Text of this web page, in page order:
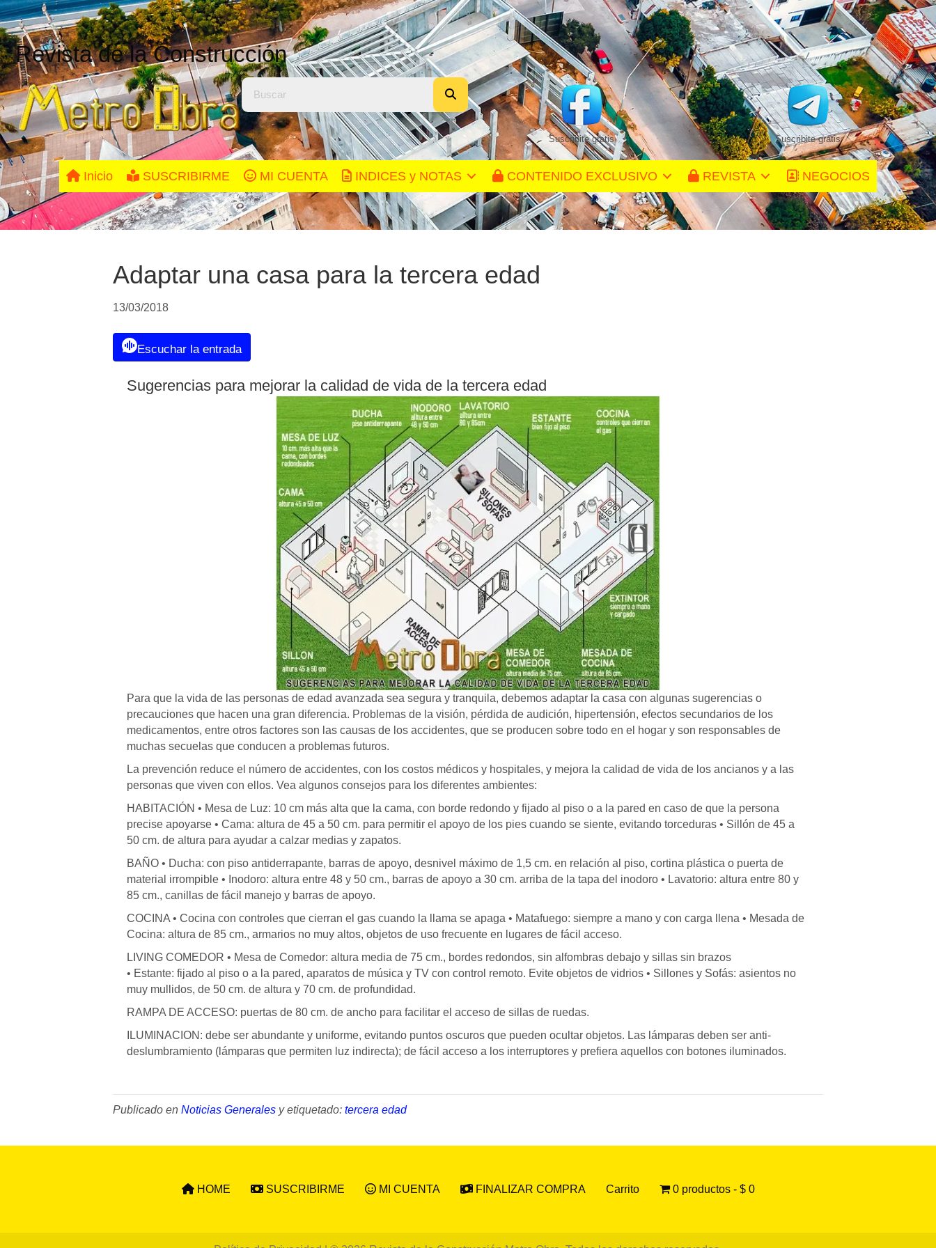
Revista de la Construcción
Suscribite gratis Suscribite gratis
Inicio SUSCRIBIRME MI CUENTA INDICES y NOTAS CONTENIDO EXCLUSIVO REVISTA NEGOCIOS
Adaptar una casa para la tercera edad
13/03/2018
Escuchar la entrada
Sugerencias para mejorar la calidad de vida de la tercera edad
Para que la vida de las personas de edad avanzada sea segura y tranquila, debemos adaptar la casa con algunas sugerencias o
precauciones que hacen una gran diferencia. Problemas de la visión, pérdida de audición, hipertensión, efectos secundarios de los
medicamentos, entre otros factores son las causas de los accidentes, que se producen sobre todo en el hogar y son responsables de
muchas secuelas que conducen a problemas futuros.
La prevención reduce el número de accidentes, con los costos médicos y hospitales, y mejora la calidad de vida de los ancianos y a las
personas que viven con ellos. Vea algunos consejos para los diferentes ambientes:
HABITACIÓN • Mesa de Luz: 10 cm más alta que la cama, con borde redondo y fijado al piso o a la pared en caso de que la persona
precise apoyarse • Cama: altura de 45 a 50 cm. para permitir el apoyo de los pies cuando se siente, evitando torceduras • Sillón de 45 a
50 cm. de altura para ayudar a calzar medias y zapatos.
BAÑO • Ducha: con piso antiderrapante, barras de apoyo, desnivel máximo de 1,5 cm. en relación al piso, cortina plástica o puerta de
material irrompible • Inodoro: altura entre 48 y 50 cm., barras de apoyo a 30 cm. arriba de la tapa del inodoro • Lavatorio: altura entre 80 y
85 cm., canillas de fácil manejo y barras de apoyo.
COCINA • Cocina con controles que cierran el gas cuando la llama se apaga • Matafuego: siempre a mano y con carga llena • Mesada de
Cocina: altura de 85 cm., armarios no muy altos, objetos de uso frecuente en lugares de fácil acceso.
LIVING COMEDOR • Mesa de Comedor: altura media de 75 cm., bordes redondos, sin alfombras debajo y sillas sin brazos
• Estante: fijado al piso o a la pared, aparatos de música y TV con control remoto. Evite objetos de vidrios • Sillones y Sofás: asientos no
muy mullidos, de 50 cm. de altura y 70 cm. de profundidad.
RAMPA DE ACCESO: puertas de 80 cm. de ancho para facilitar el acceso de sillas de ruedas.
ILUMINACION: debe ser abundante y uniforme, evitando puntos oscuros que pueden ocultar objetos. Las lámparas deben ser anti-
deslumbramiento (lámparas que permiten luz indirecta); de fácil acceso a los interruptores y prefiera aquellos con botones iluminados.
Publicado en Noticias Generales y etiquetado: tercera edad
HOME SUSCRIBIRME MI CUENTA FINALIZAR COMPRA Carrito 0 productos $ 0